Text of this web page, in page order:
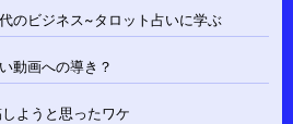
のビジネス~タロット占いに学ぶ
動画への導き？
ようと思ったワケ